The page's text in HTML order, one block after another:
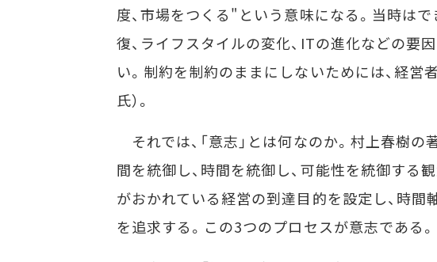
度、市場をつくる"という意味になる。当時は
復、ライフスタイルの変化、ITの進化などの要
い。制約を制約のままにしないためには、経営
氏）。
それでは、「意志」とは何なのか。村上春樹の
間を統御し、時間を統御し、可能性を統御する
がおかれている経営の到達目的を設定し、時
を追求する。この3つのプロセスが意志である。